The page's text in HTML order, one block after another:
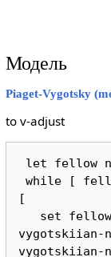
Модель
Piaget-Vygotsky
to v-adjust
while [ fellow = nobody or fellow = self ]
[
vygotskiian-
vygotskiian-